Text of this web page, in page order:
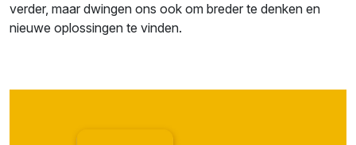
verder, maar dwingen ons ook om breder te denken en
nieuwe oplossingen te vinden.